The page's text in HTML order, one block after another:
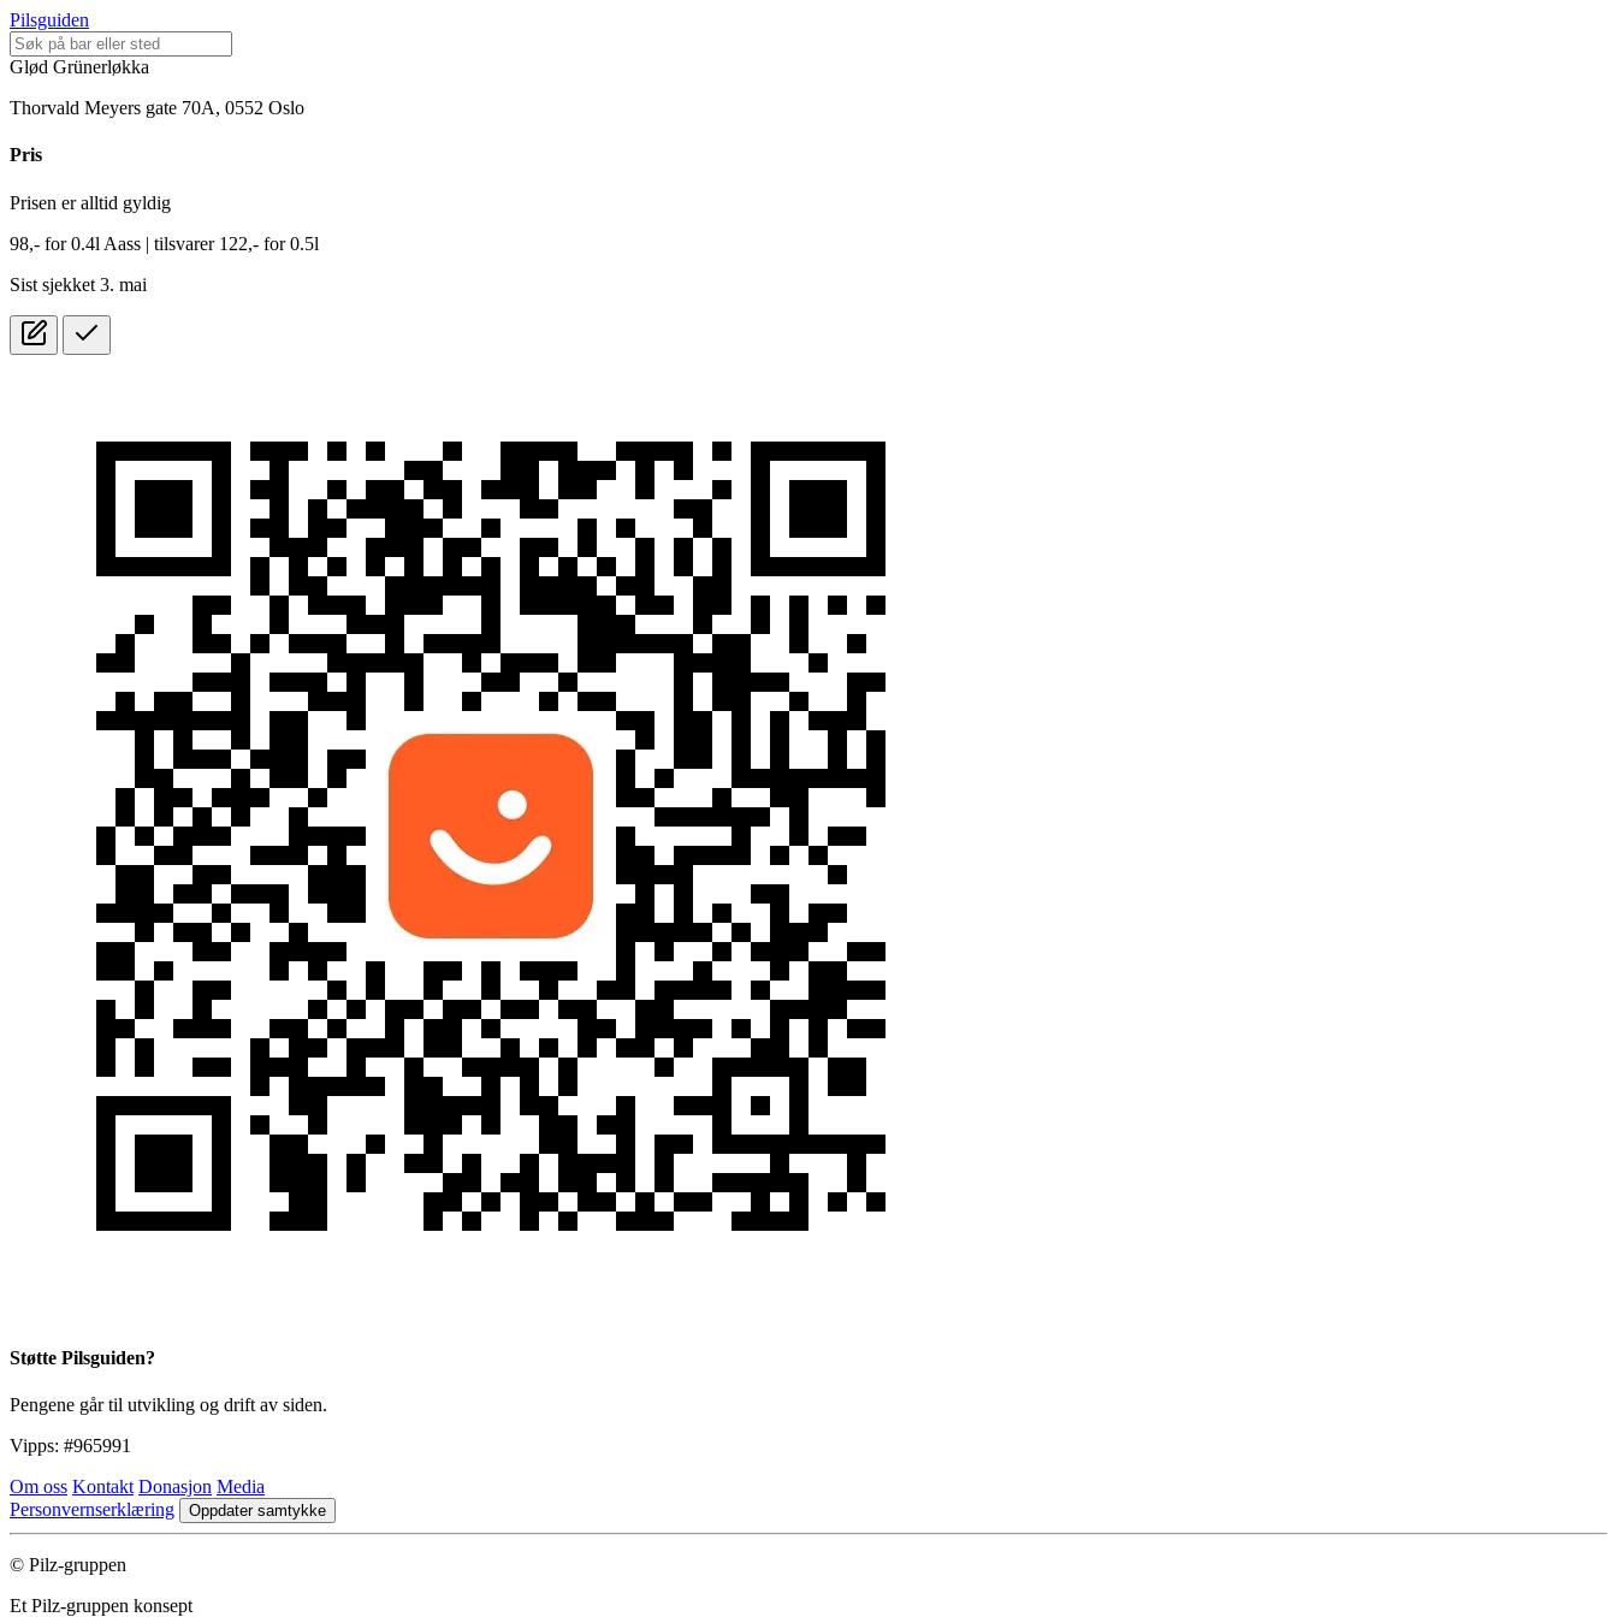
Pilsguiden
Glød Grünerløkka
Thorvald Meyers gate 70A, 0552 Oslo
Pris
Prisen er alltid gyldig
98,- for0.4l Aass | tilsvarer 122,- for 0.5l
Sist sjekket 3. mai
Støtte Pilsguiden?
Pengene går til utvikling og drift av siden.
Vipps: #965991
Om oss Kontakt Donasjon Media
Personvernserklæring
Oppdater samtykke
© Pilz-gruppen
Et Pilz-gruppen konsept